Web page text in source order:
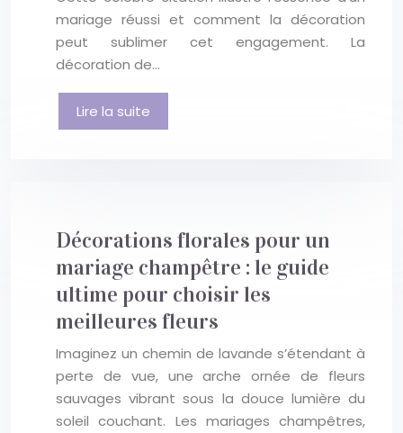
mariage réussi et comment la décoration
peut sublimer cet engagement. La
décoration de…
Lire la suite
Décorations florales pour un
mariage champêtre : le guide
ultime pour choisir les
meilleures fleurs
Imaginez un chemin de lavande s’étendant à
perte de vue, une arche ornée de fleurs
sauvages vibrant sous la douce lumière du
soleil couchant. Les mariages champêtres,